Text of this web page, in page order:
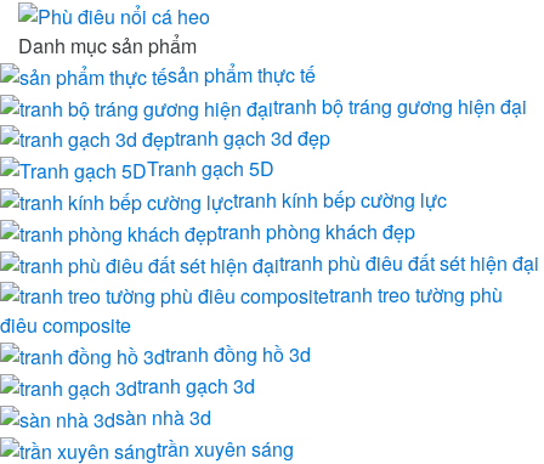
Danh mục sản phẩm
sản phẩm thực tế
tranh bộ tráng gương hiện đại
tranh gạch 3d đẹp
Tranh gạch 5D
tranh kính bếp cường lực
tranh phòng khách đẹp
tranh phù điêu đất sét hiện đại
tranh treo tường phù
điêu composite
tranh đồng hồ 3d
tranh gạch 3d
sàn nhà 3d
trần xuyên sáng